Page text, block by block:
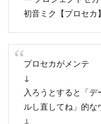
— プロジェクトセ
初音ミク【プロセ
プロセカがメンテ
↓
入ろうとすると「デ